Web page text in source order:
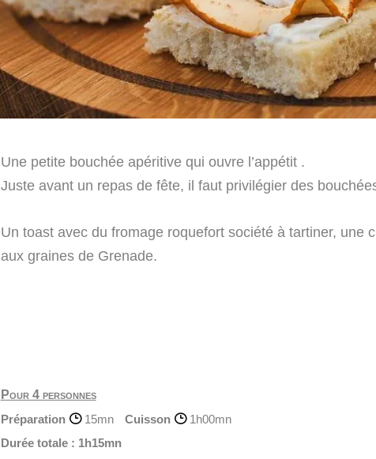
Une petite bouchée apéritive qui ouvre l’appétit .
Juste avant un repas de fête, il faut privilégier des
Un toast avec du fromage roquefort société à tartiner, une
aux graines de Grenade.
Pour 4 personnes
Préparation
15mn Cuisson
1h00mn
Durée totale : 1h15mn